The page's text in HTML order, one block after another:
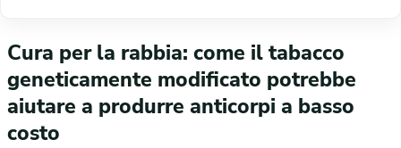
Cura per la rabbia: come il tabacco
geneticamente modificato potrebbe
aiutare a produrre anticorpi a basso
costo